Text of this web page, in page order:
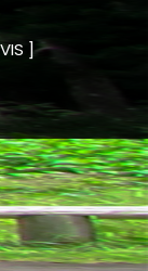
]